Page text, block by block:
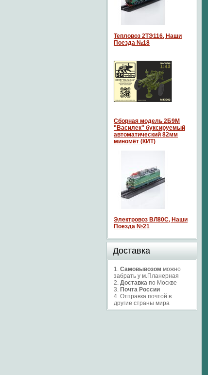
Тепловоз 2ТЭ116, Наши
Поезда №18
Сборная модель 2Б9М
"Василек" буксируемый
автоматический 82мм
миномёт (КИТ)
Электровоз ВЛ80С, Наши
Поезда №21
Доставка
1. Самовывозом можно
забрать у м.Планерная
2. Доставка по Москве
3. Почта России
4. Отправка почтой в
другие страны мира